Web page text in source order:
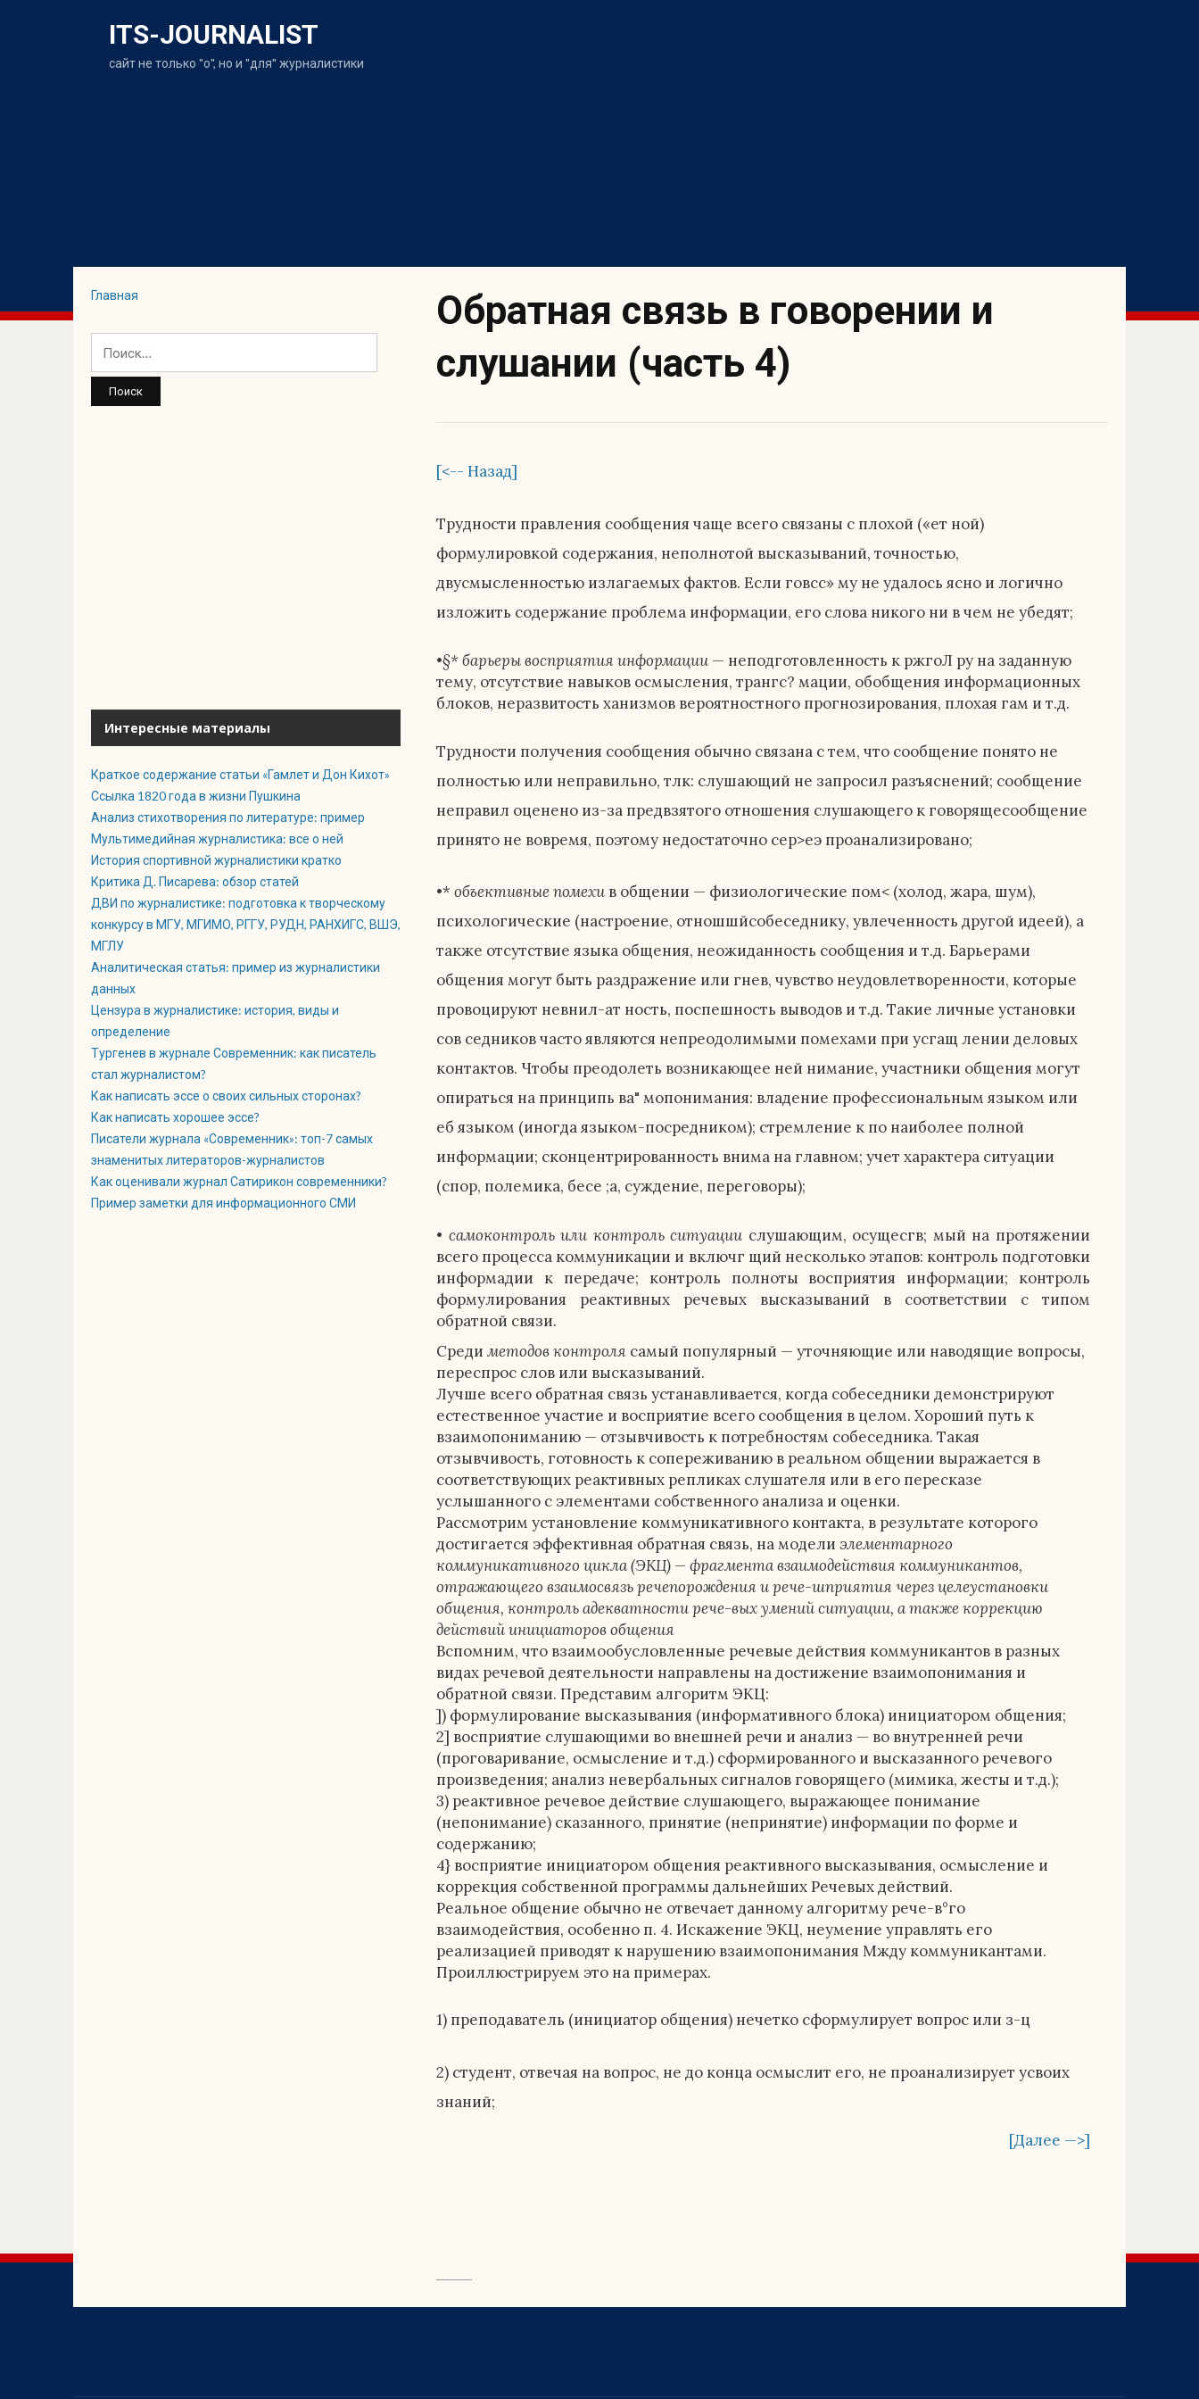
ITS-JOURNALIST
сайт не только "о", но и "для" журналистики
Обратная связь в говорении и
слушании (часть 4)
[<-- Назад]
Трудности правления сообщения чаще всего связаны с плохой («ет ной)
формулировкой содержания, неполнотой высказываний, точностью,
двусмысленностью излагаемых фактов. Если говсс» му не удалось ясно и логично
изложить содержание проблема информации, его слова никого ни в чем не убедят;
•§* барьеры восприятия информации — неподготовленность к ржгоЛ ру на заданную
тему, отсутствие навыков осмысления, трангс? мации, обобщения информационных
блоков, неразвитость ханизмов вероятностного прогнозирования, плохая гам и т.д.
Трудности получения сообщения обычно связана с тем, что сообщение понято не
полностью или неправильно, тлк: слушающий не запросил разъяснений; сообщение
неправил оценено из-за предвзятого отношения слушающего к говорящесообщение
принято не вовремя, поэтому недостаточно сер>еэ проанализировано;
•*объективные помехи в общении — физиологические пом< (холод, жара, шум),
психологические (настроение, отношшйсобеседнику, увлеченность другой идеей), а
также отсутствие языка общения, неожиданность сообщения и т.д. Барьерами
общения могут быть раздражение или гнев, чувство неудовлетворенности, которые
провоцируют невнил-ат ность, поспешность выводов и т.д. Такие личные установки
сов седников часто являются непреодолимыми помехами при усгащ лении деловых
контактов. Чтобы преодолеть возникающее ней нимание, участники общения могут
опираться на принципь ва" мопонимания: владение профессиональным языком или
еб языком (иногда языком-посредником); стремление к по наиболее полной
информации; сконцентрированность внима на главном; учет характера ситуации
(спор, полемика, бесе ;а, суждение, переговоры);
• самоконтроль или контроль ситуации слушающим, осущесгв; мый на протяжении
всего процесса коммуникации и включг щий несколько этапов: контроль подготовки
информадии к передаче; контроль полноты восприятия информации; контроль
формулирования реактивных речевых высказываний в соответствии с типом
обратной связи.
Средиметодов контроля самый популярный — уточняющие или наводящие вопросы,
переспрос слов или высказываний.
Лучше всего обратная связь устанавливается, когда собеседники демонстрируют
естественное участие и восприятие всего сообщения в целом. Хороший путь к
взаимопониманию — отзывчивость к потребностям собеседника. Такая
отзывчивость, готовность к сопереживанию в реальном общении выражается в
соответствующих реактивных репликах слушателя или в его пересказе
услышанного с элементами собственного анализа и оценки.
Рассмотрим установление коммуникативного контакта, в результате которого
достигается эффективная обратная связь, на моделиэлементарного
коммуникативногоцикла (ЭКЦ) — фрагмента взаимодействия коммуникантов,
отражающего взаимосвязь речепорождения и рече-шприятия через целеустановки
общения, контроль адекватности рече-вых умений ситуации, а также коррекцию
действий инициаторов общения
Вспомним, что взаимообусловленные речевые действия коммуникантов в разных
видах речевой деятельности направлены на достижение взаимопонимания и
обратной связи. Представим алгоритм ЭКЦ:
]) формулирование высказывания (информативного блока) инициатором общения;
2] восприятие слушающими во внешней речи и анализ — во внутренней речи
(проговаривание, осмысление и т.д.) сформированного и высказанного речевого
произведения; анализ невербальных сигналов говорящего (мимика, жесты и т.д.);
3) реактивное речевое действие слушающего, выражающее понимание
(непонимание) сказанного, принятие (непринятие) информации по форме и
содержанию;
4} восприятие инициатором общения реактивного высказывания, осмысление и
коррекция собственной программы дальнейших Речевых действий.
Реальное общение обычно не отвечает данному алгоритму рече-в°го
взаимодействия, особенно п. 4. Искажение ЭКЦ, неумение управлять его
реализацией приводят к нарушению взаимопонимания Мжду коммуникантами.
Проиллюстрируем это на примерах.
1) преподаватель (инициатор общения) нечетко сформулирует вопрос или з-ц
2) студент, отвечая на вопрос, не до конца осмыслит его, не проанализирует усвоих
знаний;
[Далее —>]
Главная
Интересные материалы
Краткое содержание статьи «Гамлет и Дон Кихот»
Ссылка 1820 года в жизни Пушкина
Анализ стихотворения по литературе: пример
Мультимедийная журналистика: все о ней
История спортивной журналистики кратко
Критика Д. Писарева: обзор статей
ДВИ по журналистике: подготовка к творческому
конкурсу в МГУ, МГИМО, РГГУ, РУДН, РАНХИГС, ВШЭ,
МГЛУ
Аналитическая статья: пример из журналистики
данных
Цензура в журналистике: история, виды и
определение
Тургенев в журнале Современник: как писатель
стал журналистом?
Как написать эссе о своих сильных сторонах?
Как написать хорошее эссе?
Писатели журнала «Современник»: топ-7 самых
знаменитых литераторов-журналистов
Как оценивали журнал Сатирикон современники?
Пример заметки для информационного СМИ